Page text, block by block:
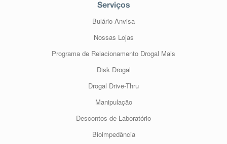
Serviços
Bulário Anvisa
Nossas Lojas
Programa de Relacionamento Drogal Mais
Disk Drogal
Drogal Drive-Thru
Manipulação
Descontos de Laboratório
Bioimpedância